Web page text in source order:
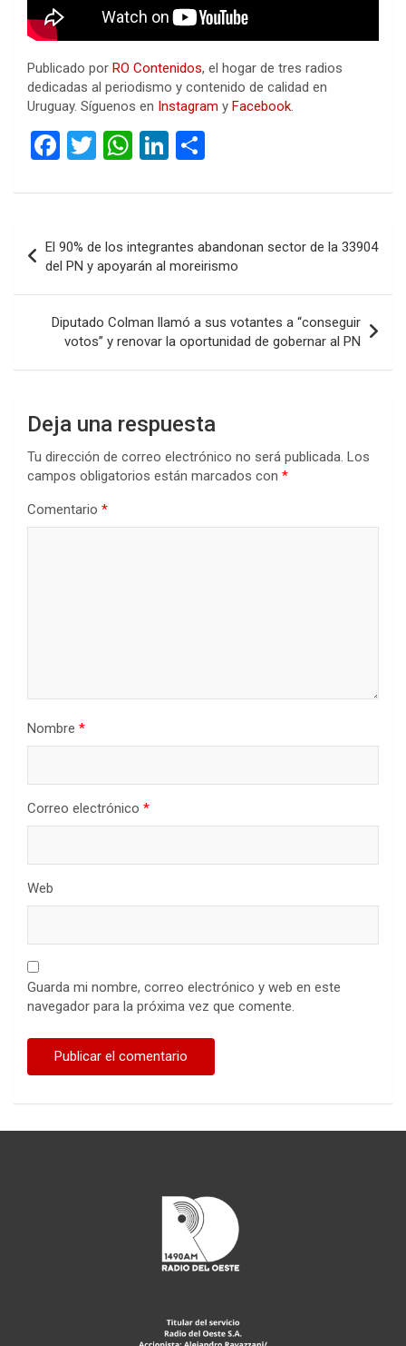
Publicado por RO Contenidos, el hogar de tres radios
dedicadas al periodismo y contenido de calidad en
Uruguay. Síguenos en Instagram y Facebook.
F
ce
b
o
o
k
T
tt
er
W
at
A
p
p
Li
ke
n
m
p
ar
tir
de
entradas
El 90% de los integrantes abandonan sector de la 33904
del PN y apoyarán al moreirismo
Diputado Colman llamó a sus votantes a “conseguir
votos” y renovar la oportunidad de gobernar al PN
Deja una respuesta
Tu dirección de correo electrónico no será publicada. Los
campos obligatorios están marcados con *
Comentario *
Nombre *
Correo electrónico *
Web
Guarda mi nombre, correo electrónico y web en este
navegador para la próxima vez que comente.